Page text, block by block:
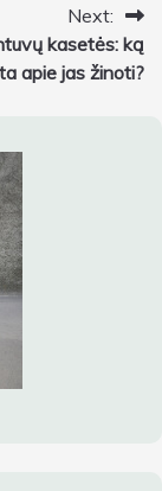
Next:
kasetės: ką
apie jas žinoti?